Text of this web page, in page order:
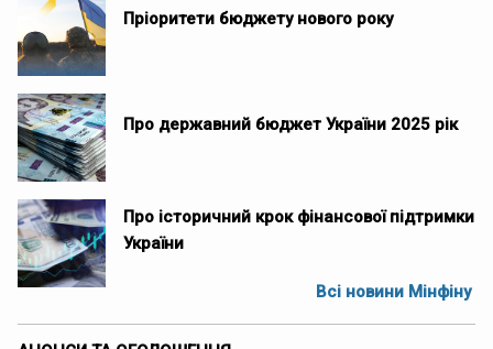
Пріоритети бюджету нового року
Про державний бюджет України 2025 рік
Про історичний крок фінансової підтримки
України
Всі новини Мінфіну